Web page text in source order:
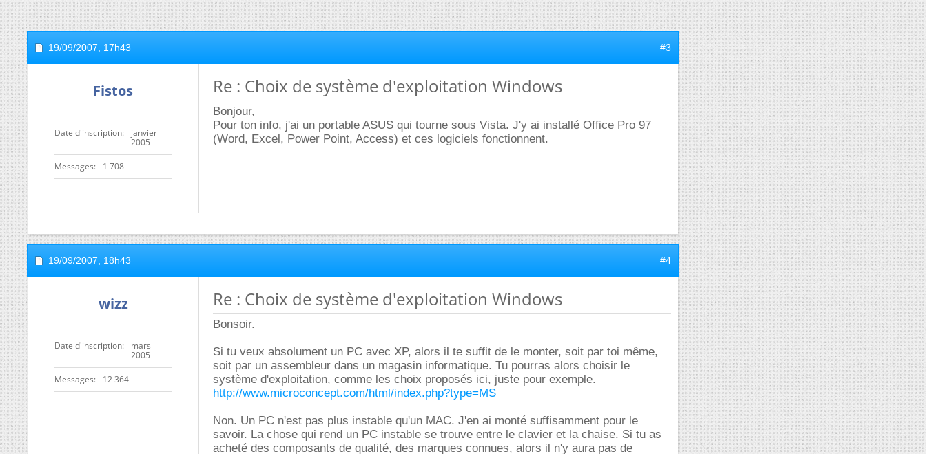
19/09/2007, 17h43 #3
Fistos
Date d'inscription
janvier
2005
Messages 1 708
Re : Choix de système d'exploitation Windows
Bonjour,
Pour ton info, j'ai un portable ASUS qui tourne sous Vista. J'y ai installé Office Pro 97
(Word, Excel, Power Point, Access) et ces logiciels fonctionnent.
19/09/2007, 18h43 #4
wizz
Date d'inscription
mars
2005
Messages 12 364
Re : Choix de système d'exploitation Windows
Bonsoir.
Si tu veux absolument un PC avec XP, alors il te suffit de le monter, soit par toi même,
soit par un assembleur dans un magasin informatique. Tu pourras alors choisir le
système d'exploitation, comme les choix proposés ici, juste pour exemple.
http://www.microconcept.com/html/index.php?type=MS
Non. Un PC n'est pas plus instable qu'un MAC. J'en ai monté suffisamment pour le
savoir. La chose qui rend un PC instable se trouve entre le clavier et la chaise. Si tu as
acheté des composants de qualité, des marques connues, alors il n'y aura pas de